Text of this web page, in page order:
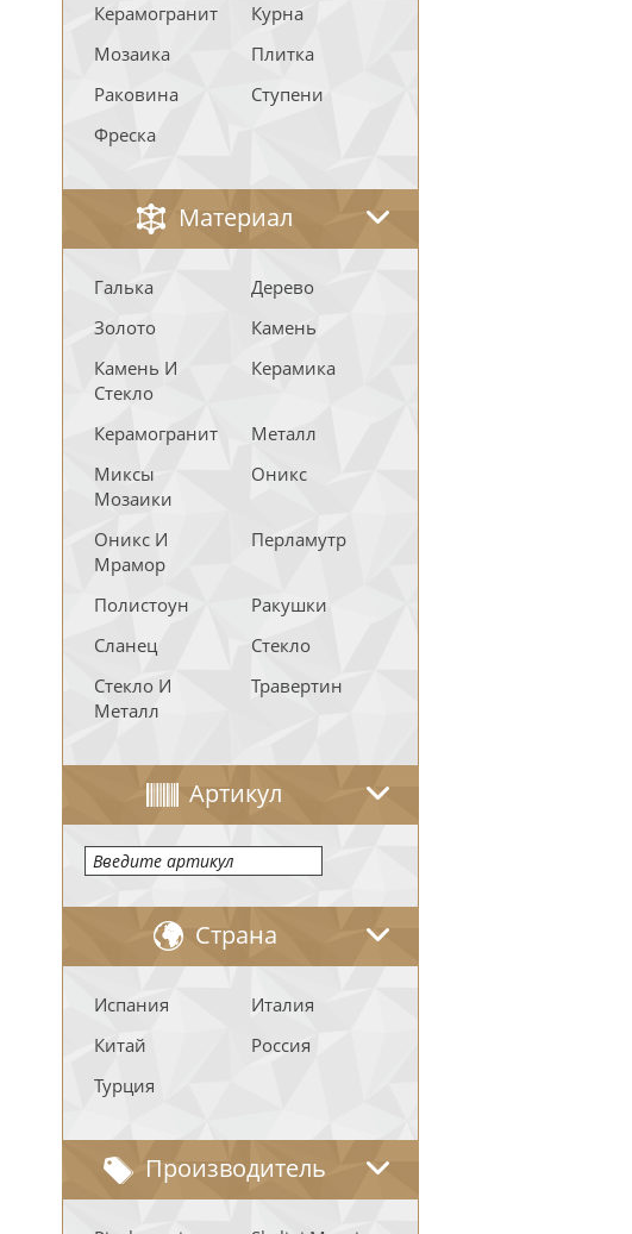
Керамогранит
Курна
Мозаика
Плитка
Раковина
Ступени
Фреска
Материал
Галька
Дерево
Золото
Камень
Камень И
Стекло
Керамика
Керамогранит
Металл
Миксы
Мозаики
Оникс
Оникс И
Мрамор
Перламутр
Полистоун
Ракушки
Сланец
Стекло
Стекло И
Металл
Травертин
Артикул
Страна
Испания
Италия
Китай
Россия
Турция
Производитель